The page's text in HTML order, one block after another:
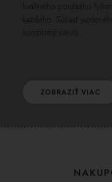
kvalitného použitého
každého. Súčasť
kompletný servis.
ZOBRAZIŤ VIAC